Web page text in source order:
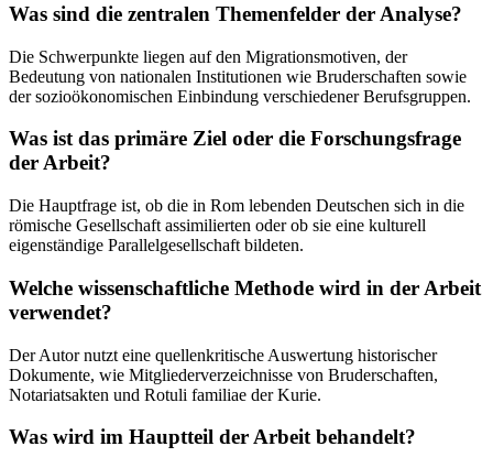
Was sind die zentralen Themenfelder der Analyse?
Die Schwerpunkte liegen auf den Migrationsmotiven, der
Bedeutung von nationalen Institutionen wie Bruderschaften sowie
der sozioökonomischen Einbindung verschiedener Berufsgruppen.
Was ist das primäre Ziel oder die Forschungsfrage
der Arbeit?
Die Hauptfrage ist, ob die in Rom lebenden Deutschen sich in die
römische Gesellschaft assimilierten oder ob sie eine kulturell
eigenständige Parallelgesellschaft bildeten.
Welche wissenschaftliche Methode wird in der Arbeit
verwendet?
Der Autor nutzt eine quellenkritische Auswertung historischer
Dokumente, wie Mitgliederverzeichnisse von Bruderschaften,
Notariatsakten und Rotuli familiae der Kurie.
Was wird im Hauptteil der Arbeit behandelt?